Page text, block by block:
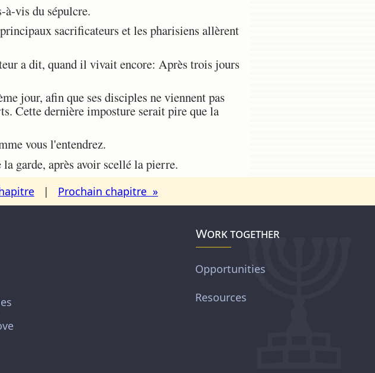
vis du sépulcre.
sacrificateurs et les pharisiens allèrent
a dit, quand il vivait encore: Après trois jours
jour, afin que ses disciples ne viennent pas
Cette dernière imposture serait pire que la
vous l'entendrez.
garde, après avoir scellé la pierre.
| Prochain chapitre »
Work together
Opportunities
Resources